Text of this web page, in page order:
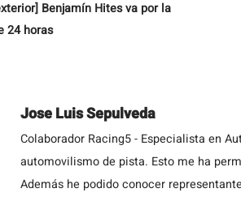
Benjamín Hites va por la
24 horas
Jose Luis Sepulveda
Colaborador Racing5 - Especialista en
automovilismo de pista. Esto me ha
Además he podido conocer